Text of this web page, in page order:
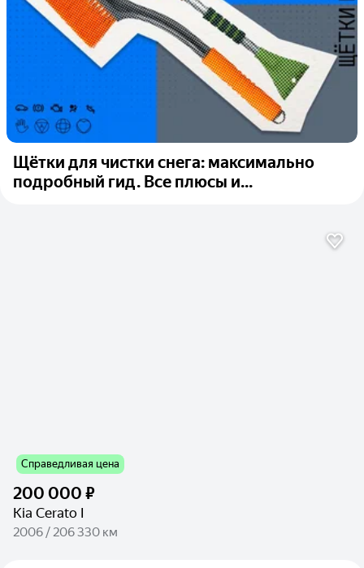
Щётки для чистки снега: максимально
подробный гид. Все плюсы и...
Справедливая цена
200 000 ₽
Kia Cerato I
2006 / 206 330 км